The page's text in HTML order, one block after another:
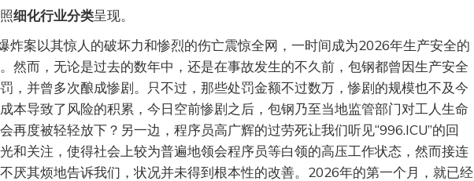
细化行业分类呈现。
炸案以其惊人的破坏力和惨烈的伤亡震惊全网，一时间成为2026年生产安全的
然而，无论是过去的数年中，还是在事故发生的不久前，包钢都曾因生产安全
，并曾多次酿成惨剧。只不过，那些处罚金额不过数万，惨剧的规模也不及今
本导致了风险的积累，今日空前惨剧之后，包钢乃至当地监管部门对工人生命
再度被轻轻放下？另一边，程序员高广辉的过劳死让我们听见“996.ICU”的回
和关注，使得社会上较为普遍地领会程序员等白领的高压工作状态，然而接连
厌其烦地告诉我们，状况并未得到根本性的改善。2026年的第一个月，就已经